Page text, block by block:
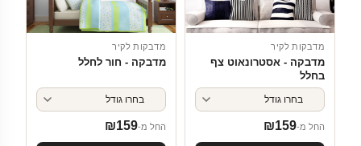
מדבקות לקיר
מדבקה - אסטרונאוט צף
בחלל
החל מ- ₪159
מדבקות לקיר
מדבקה - חור לחלל
החל מ- ₪159